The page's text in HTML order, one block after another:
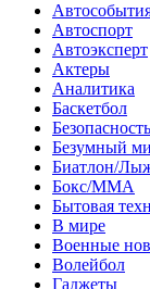
Автоспорт
Автоэксперт
Актеры
Аналитика
Баскетбол
Безопасность
Безумный
Биатлон/
Бокс/MMA
Бытовая
В мире
Военные
Волейбол
Гаджеты